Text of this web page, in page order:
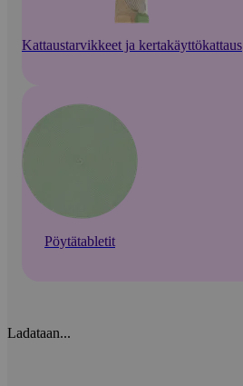
Kattaustarvikkeet ja kertakäyttökattaus
Pöytätabletit
Ladataan...